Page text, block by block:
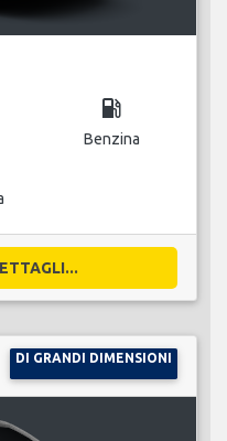
local_gas_station
Benzina
DI GRANDI DIMENSIONI